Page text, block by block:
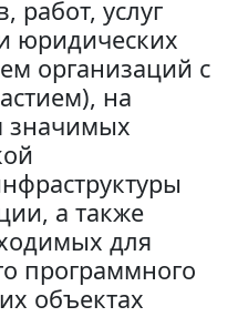
работ, услуг
юридических
организаций с
на
значимых
а также
для
программного
объектах